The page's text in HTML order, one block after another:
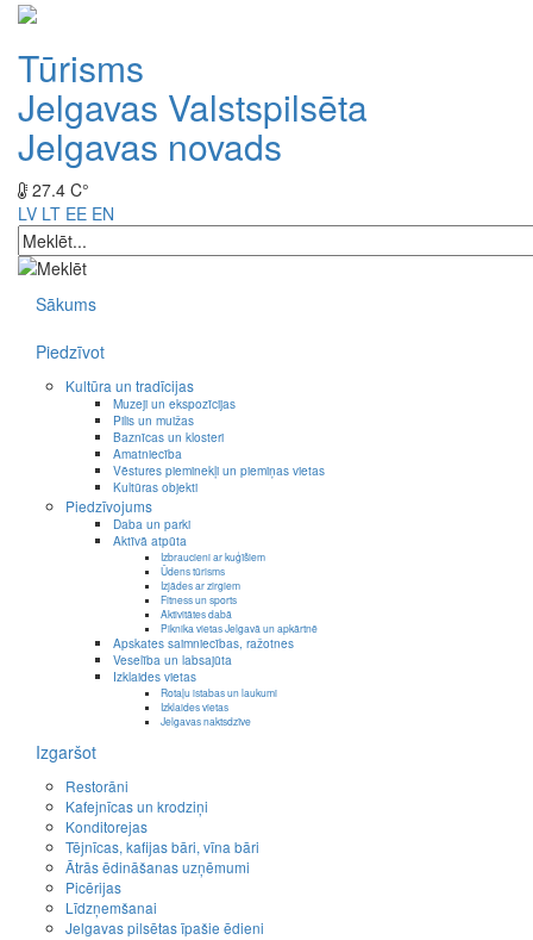
Tūrisms
Jelgavas Valstspilsēta
Jelgavas novads
27.4 C°
LV LT EE EN
Sākums
Piedzīvot
Kultūra un tradīcijas
Muzeji un ekspozīcijas
Pilis un muižas
Baznīcas un klosteri
Amatniecība
Vēstures pieminekļi un piemiņas vietas
Kultūras objekti
Piedzīvojums
Daba un parki
Aktīvā atpūta
Izbraucieni ar kuģīšiem
Ūdens tūrisms
Izjādes ar zirgiem
Fitness un sports
Aktivitātes dabā
Piknika vietas Jelgavā un apkārtnē
Apskates saimniecības, ražotnes
Veselība un labsajūta
Izklaides vietas
Rotaļu istabas un laukumi
Izklaides vietas
Jelgavas naktsdzīve
Izgaršot
Restorāni
Kafejnīcas un krodziņi
Konditorejas
Tējnīcas, kafijas bāri, vīna bāri
Ātrās ēdināšanas uzņēmumi
Picērijas
Līdzņemšanai
Jelgavas pilsētas īpašie ēdieni